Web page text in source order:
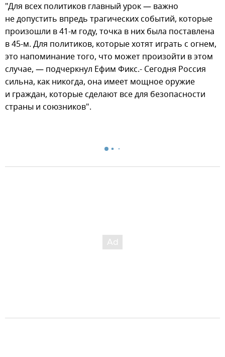
"Для всех политиков главный урок — важно
не допустить впредь трагических событий, которые
произошли в 41-м году, точка в них была поставлена
в 45-м. Для политиков, которые хотят играть с огнем,
это напоминание того, что может произойти в этом
случае, — подчеркнул Ефим Фикс.- Сегодня Россия
сильна, как никогда, она имеет мощное оружие
и граждан, которые сделают все для безопасности
страны и союзников".